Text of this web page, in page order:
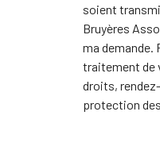
soient
Bruyères
ma demande.
traitement de
droits,
protection